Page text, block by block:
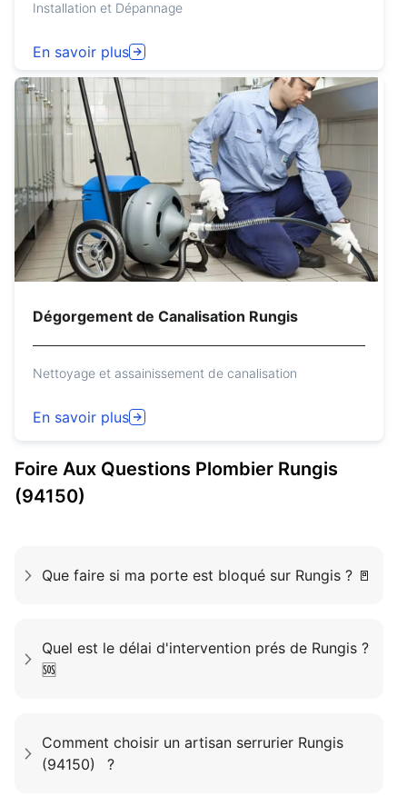
Installation et Dépannage
En savoir plus
Dégorgement de Canalisation Rungis
Nettoyage et assainissement de canalisation
En savoir plus
Foire Aux Questions Plombier Rungis
(94150)
Que faire si ma porte est bloqué sur Rungis ? 🚪
Quel est le délai d'intervention prés de Rungis ?
🆘
Comment choisir un artisan serrurier Rungis
(94150) ?